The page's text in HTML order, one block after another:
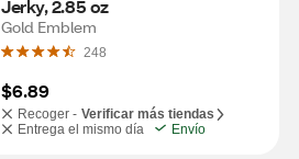
Jerky, 2.85 oz
Gold Emblem
248
$6.89
Recoger - Verificar más tiendas
Entrega el mismo día
Envío